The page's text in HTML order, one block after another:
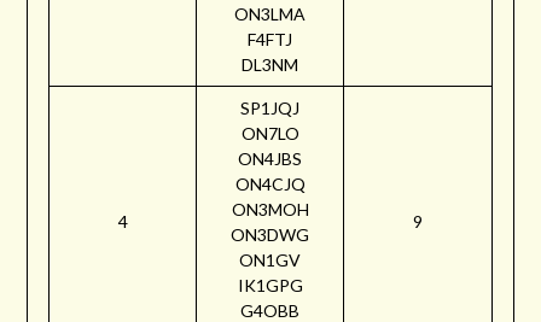
ON3LMA
F4FTJ
DL3NM
4
SP1JQJ
ON7LO
ON4JBS
ON4CJQ
ON3MOH
ON3DWG
ON1GV
IK1GPG
G4OBB
9